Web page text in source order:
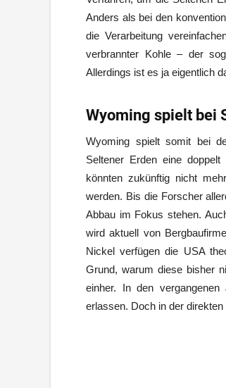
Anders als bei den
die Verarbeitung
verbrannter Kohle – der
Allerdings ist es ja eigentlich
Wyoming spielt bei
Wyoming spielt somit bei
Seltener Erden eine
könnten zukünftig nicht
werden. Bis die Forscher
Abbau im Fokus stehen.
wird aktuell von
Nickel verfügen die USA
Grund, warum diese bisher
einher. In den
erlassen. Doch in der